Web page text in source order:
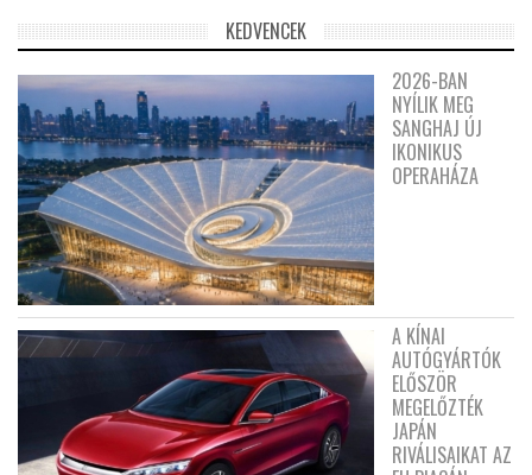
KEDVENCEK
2026-BAN
NYÍLIK MEG
SANGHAJ ÚJ
IKONIKUS
OPERAHÁZA
A KÍNAI
AUTÓGYÁRTÓK
ELŐSZÖR
MEGELŐZTÉK
JAPÁN
RIVÁLISAIKAT AZ